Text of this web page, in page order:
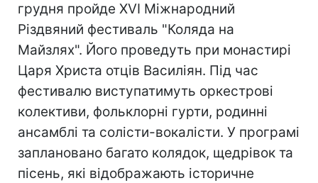
грудня пройде XVI Міжнародний
Різдвяний фестиваль "Коляда на
Майзлях". Його проведуть при монастирі
Царя Христа отців Василіян. Під час
фестивалю виступатимуть оркестрові
колективи, фольклорні гурти, родинні
ансамблі та солісти-вокалісти. У програмі
заплановано багато колядок, щедрівок та
пісень, які відображають історичне